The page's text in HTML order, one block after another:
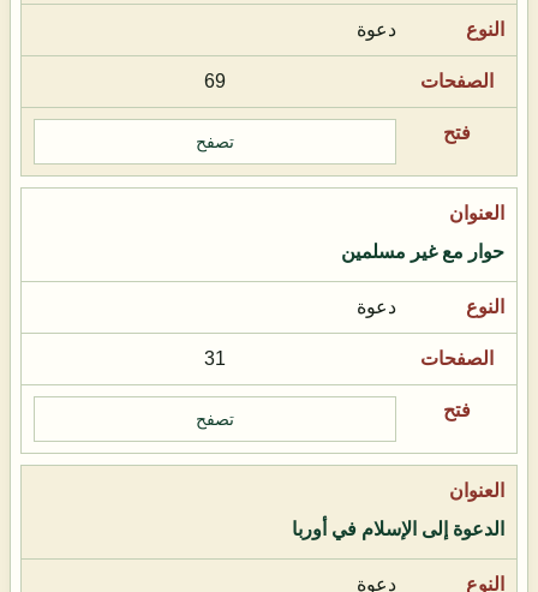
دعوة
69
تصفح
حوار مع غير مسلمين
دعوة
31
تصفح
الدعوة إلى الإسلام في أوربا
دعوة